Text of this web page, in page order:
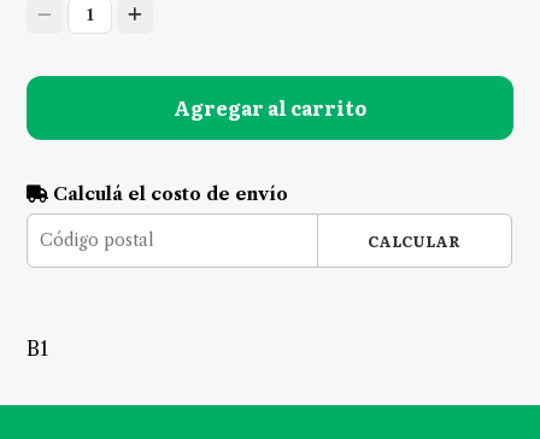
1
Agregar al carrito
Calculá el costo de envío
CALCULAR
B1